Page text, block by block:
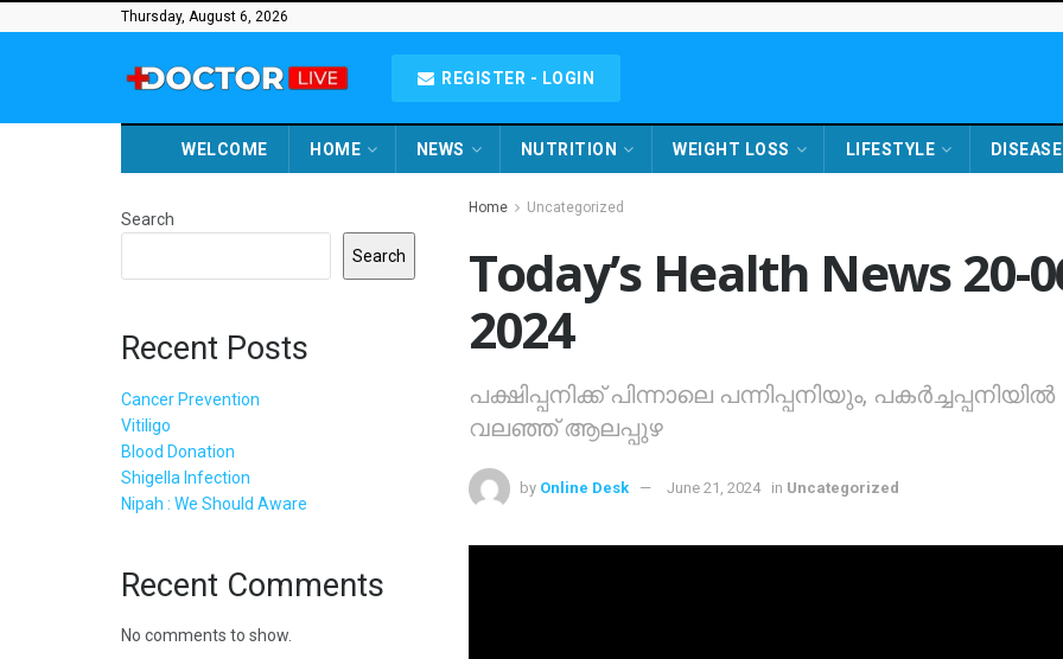
Thursday, August 6, 2026
REGISTER - LOGIN
WELCOME HOME NEWS NUTRITION WEIGHT LOSS LIFESTYLE DISEASE
Home Uncategorized
Today’s Health News 20-
2024
പക്ഷിപ്പനിക്ക് പിന്നാലെ പന്നിപ്പനിയും, പകര്‍ച്ചപ്പനിയില്‍
വലഞ്ഞ് ആലപ്പുഴ
by Online Desk June 21, 2024 in Uncategorized
Search
Search
Recent Posts
Cancer Prevention
Vitiligo
Blood Donation
Shigella Infection
Nipah : We Should Aware
Recent Comments
No comments to show.